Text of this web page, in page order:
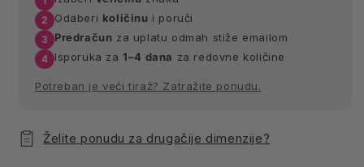
Odaberi količinu i poruči
Predračun za uplatu odmah stiže emailom
Isporuka za1–4 dana za redovne količine
Potreban je veći tiraž? Zatražite ponudu.
Želite ponudu za drugačije dimenzije?